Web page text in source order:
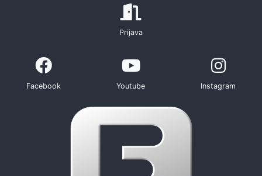
Prijava
Facebook Youtube Instagram